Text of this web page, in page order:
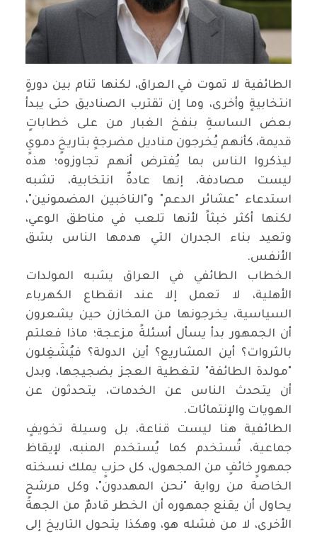
‏الطائفية لا تموت في العراق، لكنها تنام بين دورةٍ
انتخابيةٍ وأخرى، وما إن تقترب الصناديق حتى يبدأ
بعض الساسةِ بنفخ الغبار من على خطاباتٍ
قديمة، كأنهم يُخرجون مناديل مضرجةٍ بتاريخٍ دمويٍ
ليذكروا الناس بما يُفترض أنهم تجاوزوه؛ هذه
ليست مصادفة، إنها عادةٌ انتخابية، تشبه
استدعاء "عشائر الدعم" و"الناخبين المضمونين"،
لكنها أكثر خبثاً لأنها تلعب في مناطق الوعي،
وتعيد بناء الجدران التي هدمها الناس بشق
الأنفس.
‏الخطاب الطائفي في العراق يشبه المولدات
الأهلية، لا تعمل إلا عند انقطاع الكهرباء
السياسية، يخرجونها من المخازن حين يشعرون
أن الجمهور بدأ يسأل أسئلةً مزعجة؛ ماذا فعلتم
بالثروات؟ أين المشاريع؟ أين الدولة؟ فيُشَغِلون
"مولدة الطائفة" لتغطية العجز بضجيجها، وبدل
أن يتحدث الناس عن الخدمات، يتحدثون عن
الهويات والإنتمائات.
‏الطائفية هنا ليست قناعة، بل وسيلة تخويفٍ
جماعية، تُستخدم كما يُستخدم المنبه، لإيقاظ
جمهورٍ خائفٍ من المجهول، كل حزبٍ يملك نسخته
الخاصة من رواية "نحن المهددون"، وكل مرشحٍ
يحاول أن يقنع جمهوره أن الخطر قادمٌ من الجهة
الأخرى، لا من فشله هو، وهكذا يتحول التاريخ إلى